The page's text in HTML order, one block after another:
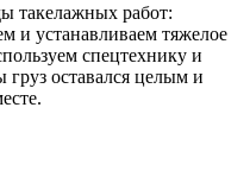
такелажных работ:
и устанавливаем тяжелое
спецтехнику и
оставался целым и